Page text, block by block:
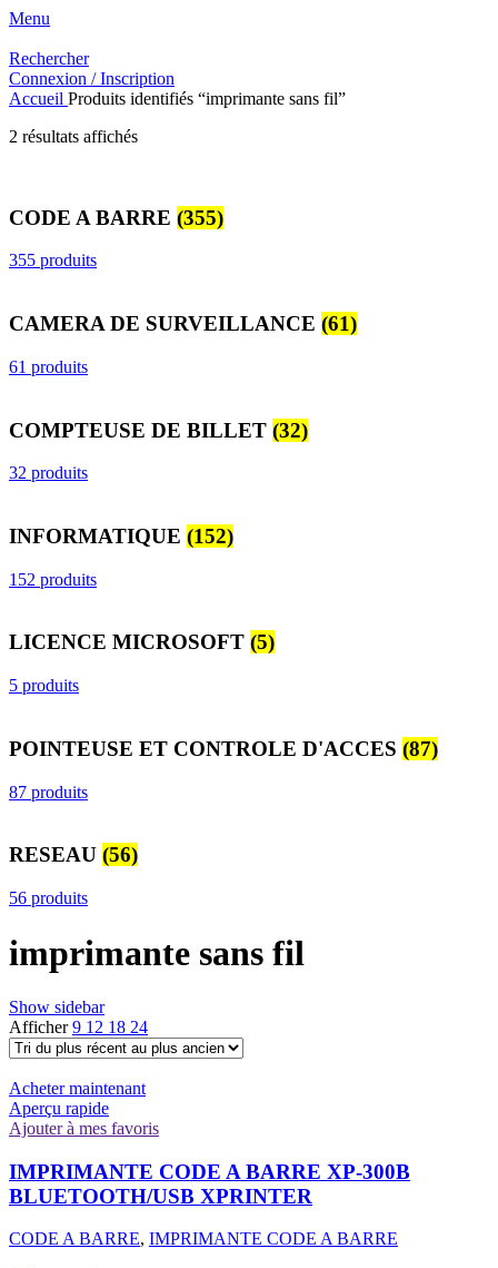
Menu
Rechercher
Connexion / Inscription
Accueil Produits identifiés “imprimante sans fil”
2 résultats affichésTrié
au
CODE A BARRE (355)
355 produits
CAMERA DE SURVEILLANCE (61)
61 produits
COMPTEUSE DE BILLET (32)
32 produits
INFORMATIQUE (152)
152 produits
LICENCE MICROSOFT (5)
5 produits
POINTEUSE ET CONTROLE D'ACCES (87)
87 produits
RESEAU (56)
56 produits
imprimante sans fil
Show sidebar
Afficher9 12 18 24
Acheter maintenant
Aperçu rapide
Ajouter à mes favoris
IMPRIMANTE CODE A BARRE XP-300B
BLUETOOTH/USB XPRINTER
CODE A BARRE, IMPRIMANTE CODE A BARRE